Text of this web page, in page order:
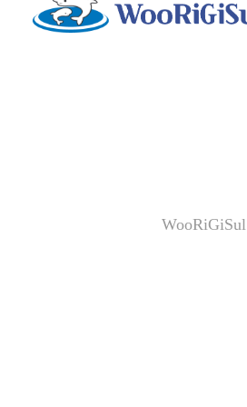
WooRiGiSul